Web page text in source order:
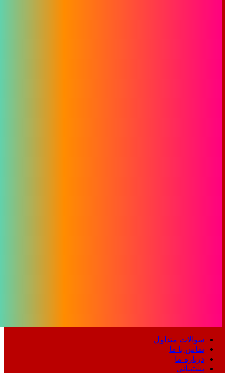
سوالات متداول
تماس با ما
درباره ما
پشتیبانی